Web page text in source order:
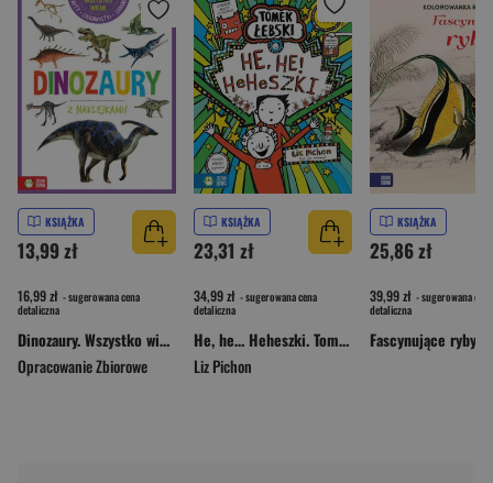
KSIĄŻKA
13,99 zł
16,99 zł - sugerowana cena
detaliczna
Dinozaury. Wszystko wiem!
Opracowanie Zbiorowe
KSIĄŻKA
23,31 zł
34,99 zł - sugerowana cena
detaliczna
He, he… Heheszki. Tomek Łebski
Liz Pichon
KSIĄŻKA
25,86 zł
39,99 zł - sugerowana cena
detaliczna